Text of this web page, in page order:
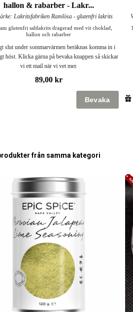
hallon & rabarber - Lakr...
Lakritsfabriken Ramlösa - glutenfri lakrits
glutenfri saltlakrits dragerad med vit choklad,
hallon och rabarber
slut under sommarvärmen beräknas komma in i
höst. Klicka gärna på bevaka knappen så skickar
vi ett mail när vi vet mer.
89,00 kr
från samma kategori